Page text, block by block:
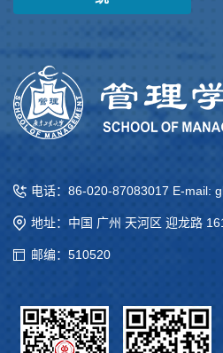
电话：86-020-87083017 E-mail:
地址：中国 广州 天河区 迎龙路
邮编：510520